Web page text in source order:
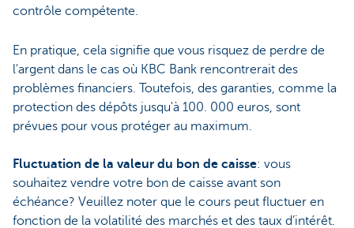
contrôle compétente.
En pratique, cela signifie que vous risquez de perdre de
l'argent dans le cas où KBC Bank rencontrerait des
problèmes financiers. Toutefois, des garanties, comme la
protection des dépôts jusqu'à 100. 000 euros, sont
prévues pour vous protéger au maximum.
Fluctuation de la valeur du bon de caisse: vous
souhaitez vendre votre bon de caisse avant son
échéance? Veuillez noter que le cours peut fluctuer en
fonction de la volatilité des marchés et des taux d’intérêt.